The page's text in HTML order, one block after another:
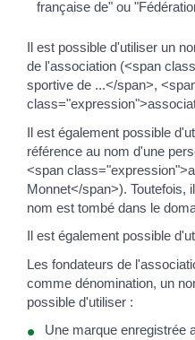
française de" ou
Il est possible d'utiliser un
de l'association (<span
sportive de ...</span>,
Il est également possible
référence au nom d'une
<span
Monnet</span>). Toutefois,
nom est tombé dans le
Il est également possible
Les fondateurs de
comme dénomination, un
possible d'utiliser :
Une marque enregistrée